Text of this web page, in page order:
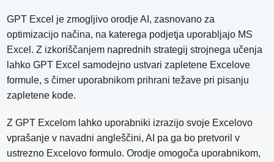
GPT Excel je zmogljivo orodje AI, zasnovano za
optimizacijo načina, na katerega podjetja uporabljajo MS
Excel. Z izkoriščanjem naprednih strategij strojnega učenja
lahko GPT Excel samodejno ustvari zapletene Excelove
formule, s čimer uporabnikom prihrani težave pri pisanju
zapletene kode.
Z GPT Excelom lahko uporabniki izrazijo svoje Excelovo
vprašanje v navadni angleščini, AI pa ga bo pretvoril v
ustrezno Excelovo formulo. Orodje omogoča uporabnikom,